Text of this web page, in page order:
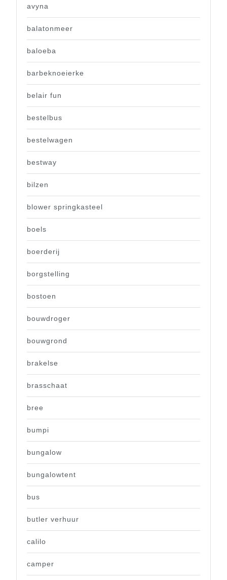
avyna
balatonmeer
baloeba
barbeknoeierke
belair fun
bestelbus
bestelwagen
bestway
bilzen
blower springkasteel
boels
boerderij
borgstelling
bostoen
bouwdroger
bouwgrond
brakelse
brasschaat
bree
bumpi
bungalow
bungalowtent
bus
butler verhuur
calilo
camper